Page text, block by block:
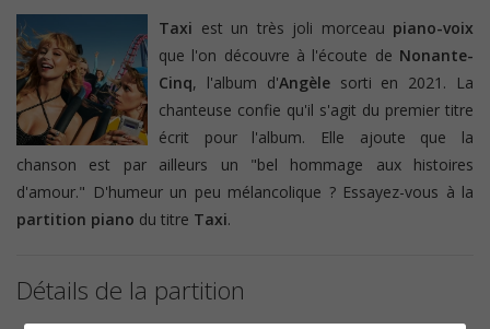
Taxi est un très joli morceau piano-voix
que l'on découvre à l'écoute de Nonante-
Cinq, l'album d'Angèlesorti en 2021. La
chanteuse confie qu'il s'agit du premier titre
écrit pour l'album. Elle ajoute que la
chanson est par ailleurs un "bel hommage aux histoires
d'amour." D'humeur un peu mélancolique ? Essayez-vous à la
partition piano du titre Taxi.
Détails de la partition